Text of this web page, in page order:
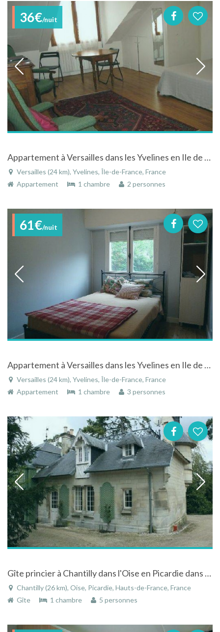
36€/nuit
Appartement à Versailles dans les Yvelines en Ile de France proche de la grande Avenue de Paris
Versailles (24 km), Yvelines, Île-de-France, France
Appartement
1 chambre 2 personnes
61€/nuit
Appartement à Versailles dans les Yvelines en Ile de France en plein centre-ville
Versailles (24 km), Yvelines, Île-de-France, France
Appartement
1 chambre 3 personnes
Gîte princier à Chantilly dans l'Oise en Picardie dans la Faisanderie du Grand Condé
Chantilly (26 km), Oise, Picardie, Hauts-de-France, France
Gîte
1 chambre 5 personnes